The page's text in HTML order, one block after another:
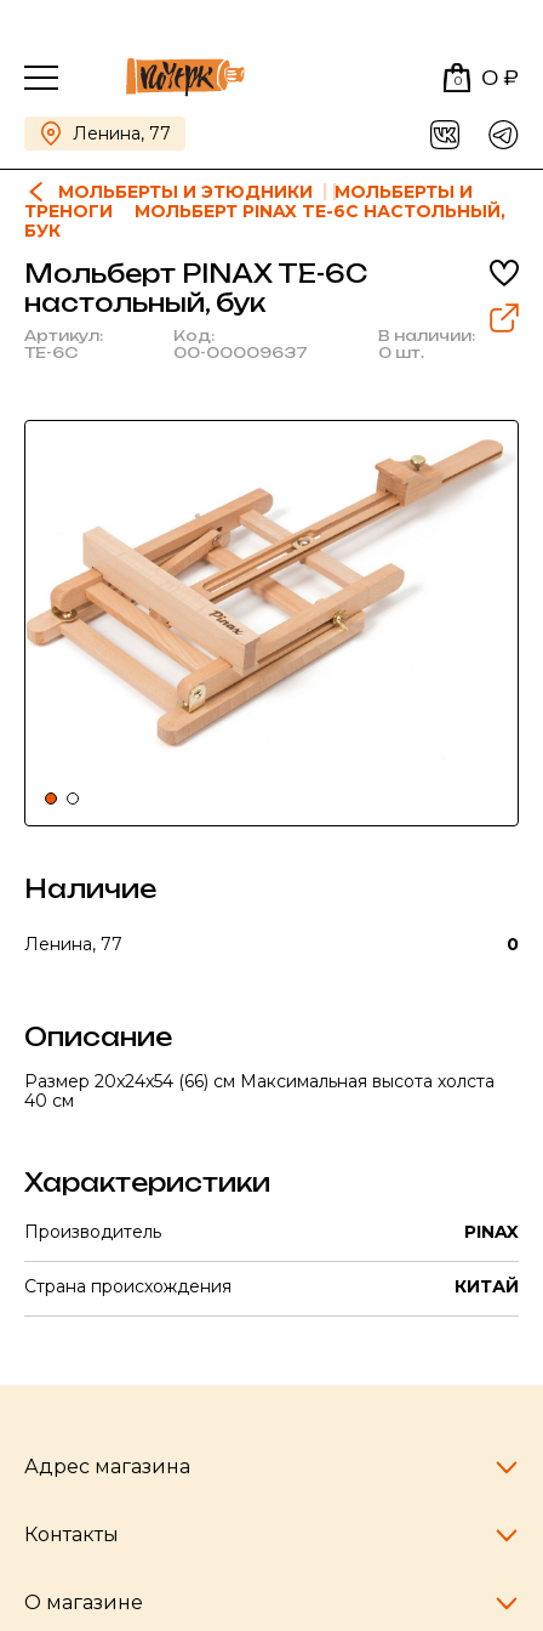
0 0 ₽
Ленина, 77
МОЛЬБЕРТЫ И ЭТЮДНИКИ
МОЛЬБЕРТЫ И
ТРЕНОГИ
МОЛЬБЕРТ PINAX TE-6C НАСТОЛЬНЫЙ,
БУК
Мольберт PINAX TE-6C
настольный, бук
Артикул:
TE-6C
Код:
00-00009637
В наличии:
0 шт.
Наличие
Ленина, 77 0
Описание
Размер 20x24x54 (66) см Максимальная высота холста
40 см
Характеристики
Производитель PINAX
Страна происхождения КИТАЙ
Адрес магазина
Челябинск,
Контакты
pocherkartshop@mail.ru
О магазине